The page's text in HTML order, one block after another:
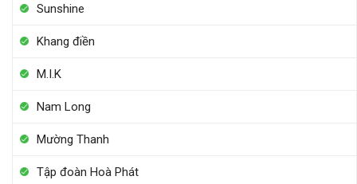
Sunshine
Khang điền
M.I.K
Nam Long
Mường Thanh
Tập đoàn Hoà Phát